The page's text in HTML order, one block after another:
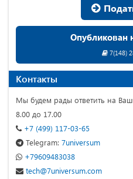
Опубликован
7(148)
Контакты
Мы будем рады ответить на
8.00 до 17.00
+7 (499) 117-03-65
Telegram: 7universum
+79609483038
tech@7universum.com